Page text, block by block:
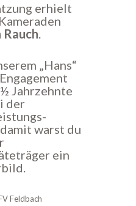
erhielt
Rauch.
„Hans“
Jahrzehnte
der
warst du
ein
Feldbach